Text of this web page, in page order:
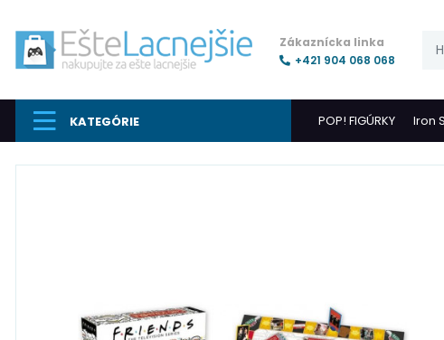
Zákaznícka linka
+421 904 068 068
KATEGÓRIE POP! FIGÚRKY Iron